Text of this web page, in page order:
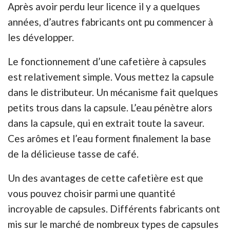
Après avoir perdu leur licence il y a quelques
années, d’autres fabricants ont pu commencer à
les développer.
Le fonctionnement d’une cafetière à capsules
est relativement simple. Vous mettez la capsule
dans le distributeur. Un mécanisme fait quelques
petits trous dans la capsule. L’eau pénètre alors
dans la capsule, qui en extrait toute la saveur.
Ces arômes et l’eau forment finalement la base
de la délicieuse tasse de café.
Un des avantages de cette cafetière est que
vous pouvez choisir parmi une quantité
incroyable de capsules. Différents fabricants ont
mis sur le marché de nombreux types de capsules